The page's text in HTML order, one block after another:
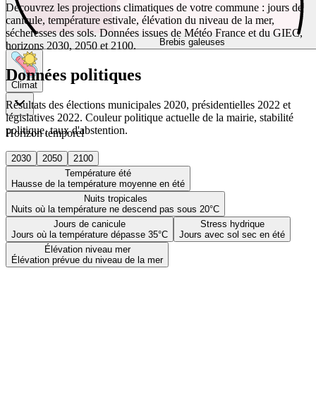
Brebis galeuses
Climat
Horizon temporel
2030 2050
2100
Température été
Hausse de la température moyenne en été
Nuits tropicales
Nuits où la température ne descend pas sous 20°C
Jours de canicule
Jours où la température dépasse 35°C
Stress hydrique
Jours avec sol sec en été
Élévation niveau mer
Élévation prévue du niveau de la mer
Découvrez les projections climatiques de votre commune : jours de
canicule, température estivale, élévation du niveau de la mer,
sécheresses des sols. Données issues de Météo France et du GIEC,
horizons 2030, 2050 et 2100.
Données politiques
Résultats des élections municipales 2020, présidentielles 2022 et
législatives 2022. Couleur politique actuelle de la mairie, stabilité
politique, taux d'abstention.